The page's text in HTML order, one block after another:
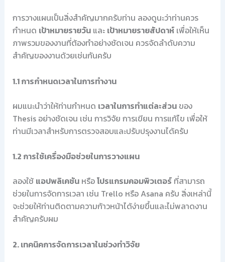
การวางแผนเป็นสิ่งสำคัญมากครับท่าน ลองดูนะว่าท่านควร
กำหนด เป้าหมายรายวันและ เป้าหมายรายสัปดาห์เพื่อให้เห็น
ภาพรวมของงานที่ต้องทำอย่างชัดเจน ควรจัดลำดับความ
สำคัญของงานด้วยเช่นกันครับ
1.1 การกำหนดเวลาในการทำงาน
ผมแนะนำว่าให้ท่านกำหนด เวลาในการทำแต่ละส่วนของ
Thesis อย่างชัดเจน เช่น การวิจัย การเขียน การแก้ไข เพื่อให้
ท่านมีเวลาสำหรับการตรวจสอบและปรับปรุงงานได้ครับ
1.2 การใช้เครื่องมือช่วยในการวางแผน
ลองใช้ แอปพลิเคชันหรือโปรแกรมคอมพิวเตอร์ที่สามารถ
ช่วยในการจัดการเวลา เช่น Trello หรือ Asana ครับ สิ่งเหล่านี้
จะช่วยให้ท่านติดตามความก้าวหน้าได้ง่ายขึ้นและไม่พลาดงาน
สำคัญครับผม
2. เทคนิคการจัดการเวลาในช่วงทำวิจัย